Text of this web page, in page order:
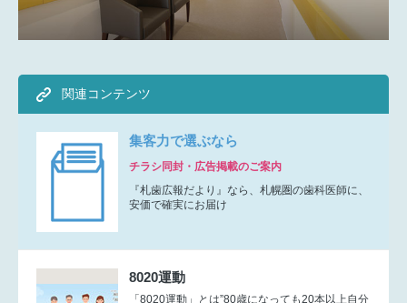
関連コンテンツ
集客力で選ぶなら
チラシ同封・広告掲載のご案内
『札歯広報だより』なら、札幌圏の歯科医師に、
安価で確実にお届け
8020運動
「8020運動」とは”80歳になっても20本以上自分